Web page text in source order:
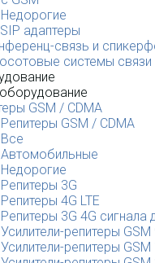
Недорогие
адаптеры
связь и
системы связи
GSM / CDMA
Репитеры GSM / CDMA
Все
Автомобильные
Недорогие
Репитеры 3G
Репитеры 4G LTE
Репитеры 3G 4G сигнала
Усилители-репитеры
Усилители-репитеры